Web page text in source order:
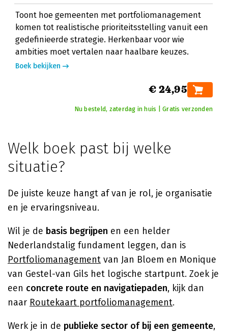
Toont hoe gemeenten met portfoliomanagement
komen tot realistische prioriteitsstelling vanuit een
gedefinieerde strategie. Herkenbaar voor wie
ambities moet vertalen naar haalbare keuzes.
Boek bekijken
€ 24,95
Nu besteld, zaterdag in huis | Gratis verzonden
Welk boek past bij welke
situatie?
De juiste keuze hangt af van je rol, je organisatie
en je ervaringsniveau.
Wil je de basis begrijpen en een helder
Nederlandstalig fundament leggen, dan is
Portfoliomanagement van Jan Bloem en Monique
van Gestel-van Gils het logische startpunt. Zoek je
een concrete route en navigatiepaden, kijk dan
naar Routekaart portfoliomanagement.
Werk je in de publieke sector of bij een gemeente,